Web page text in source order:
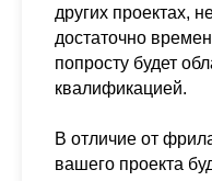
других проектах,
достаточно
попросту будет
квалификацией.
В отличие от
вашего проекта